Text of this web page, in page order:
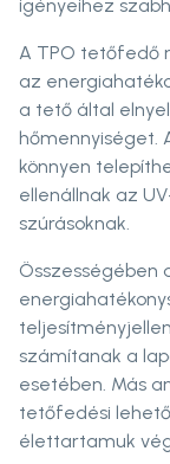
igényeihez
A TPO tetőfedő
az
a tető által
hőmennyiséget.
könnyen
ellenállnak az
szúrásoknak.
Összességében
számítanak a
esetében. Más
tetőfedési
élettartamuk